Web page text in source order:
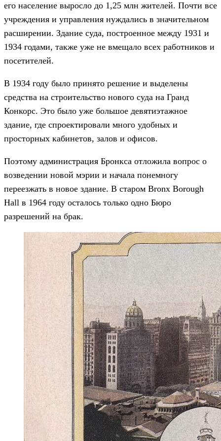
его население выросло до 1,25 млн жителей. Почти все
учреждения и управления нуждались в значительном
расширении. Здание суда, построенное между 1931 и
1934 годами, также уже не вмещало всех работников и
посетителей.
В 1934 году было принято решение и выделены
средства на строительство нового суда на Гранд
Конкорс. Это было уже большое девятиэтажное
здание, где спроектировали много удобных и
просторных кабинетов, залов и офисов.
Поэтому администрация Бронкса отложила вопрос о
возведении новой мэрии и начала понемногу
переезжать в новое здание. В старом Bronx Borough
Hall в 1964 году осталось только одно Бюро
разрешений на брак.